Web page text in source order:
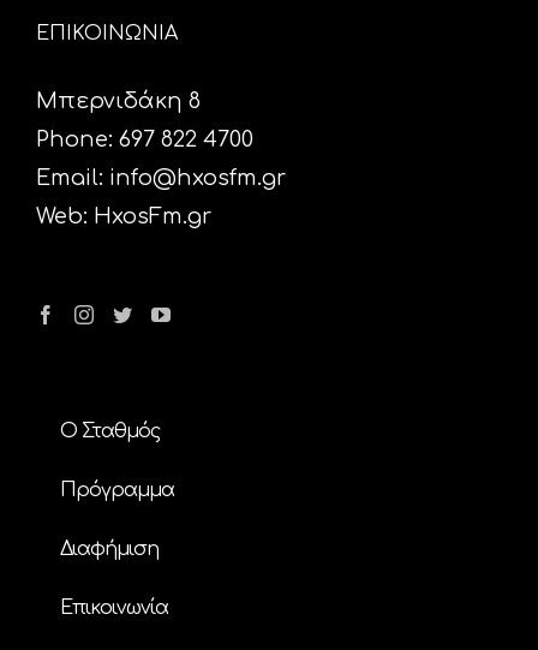
ΕΠΙΚΟΙΝΩΝΙΑ
Μπερνιδάκη 8
Phone: 697 822 4700
Email: info@hxosfm.gr
Web: HxosFm.gr
Ο Σταθμός
Πρόγραμμα
Διαφήμιση
Επικοινωνία